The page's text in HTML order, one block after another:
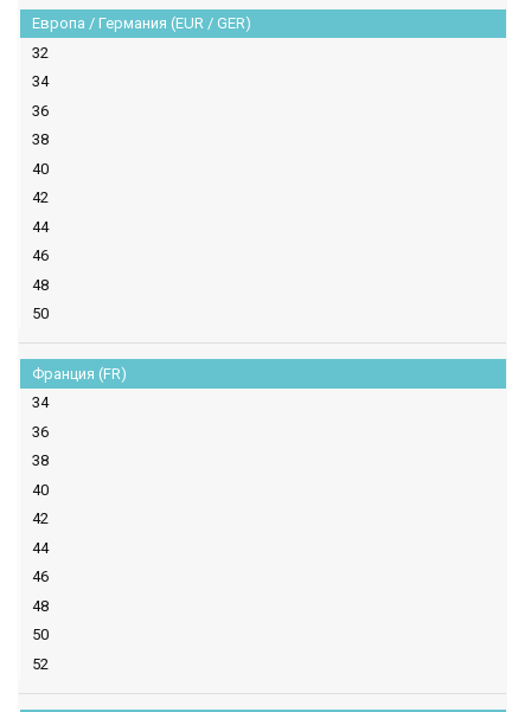
Европа / Германия (EUR / GER)
32
34
36
38
40
42
44
46
48
50
Франция (FR)
34
36
38
40
42
44
46
48
50
52